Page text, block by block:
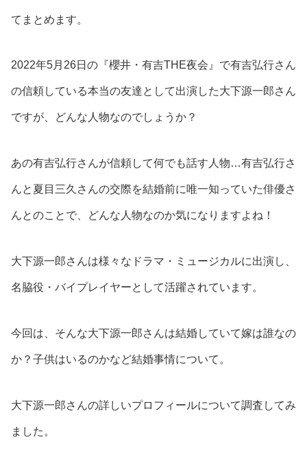
てまとめます。
2022年5月26日の『櫻井・有吉THE夜会』で有吉弘行さん
の信頼している本当の友達として出演した大下源一郎さん
ですが、どんな人物なのでしょうか？
あの有吉弘行さんが信頼して何でも話す人物…有吉弘行さ
んと夏目三久さんの交際を結婚前に唯一知っていた俳優さ
んとのことで、どんな人物なのか気になりますよね！
大下源一郎さんは様々なドラマ・ミュージカルに出演し、
名脇役・バイプレイヤーとして活躍されています。
今回は、そんな大下源一郎さんは結婚していて嫁は誰なの
か？子供はいるのかなど結婚事情について。
大下源一郎さんの詳しいプロフィールについて調査してみ
ました。